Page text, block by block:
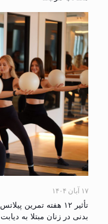
۱۷ آبان ۱۴۰۴
تأثیر ۱۲ هفته
بدنی در زنان مبتلا به دیابت نوع ۲ –